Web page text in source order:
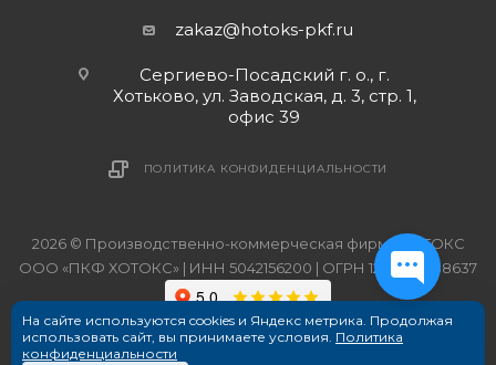
zakaz@hotoks-pkf.ru
Сергиево-Посадский г. о., г.
Хотьково, ул. Заводская, д. 3, стр. 1,
офис 39
ПОЛИТИКА КОНФИДЕНЦИАЛЬНОСТИ
2026 © Производственно-коммерческая фирма ХОТОКС
ООО «ПКФ ХОТОКС» | ИНН 5042156200 | ОГРН 1215000038637
На сайте используются cookies и Яндекс метрика. Продолжая
использовать сайт, вы принимаете условия. Политика
конфиденциальности